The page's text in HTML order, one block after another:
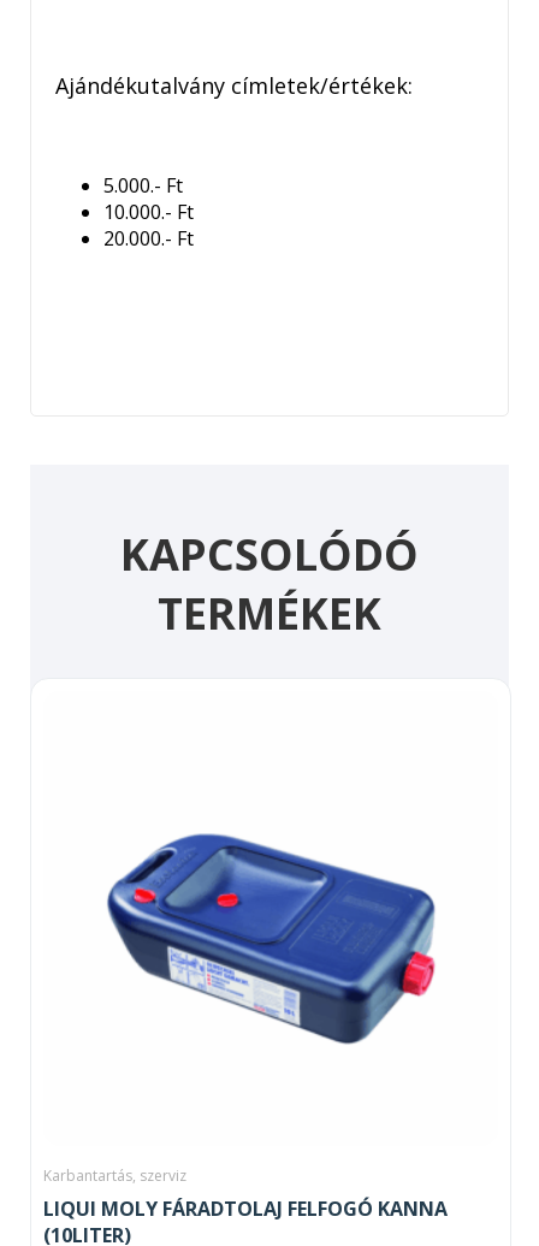
Ajándékutalvány címletek/értékek:
5.000.- Ft
10.000.- Ft
20.000.- Ft
KAPCSOLÓDÓ
TERMÉKEK
Karbantartás, szerviz
LIQUI MOLY FÁRADTOLAJ FELFOGÓ KANNA
(10LITER)